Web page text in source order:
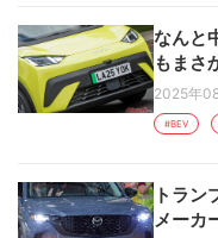
なんと
もまさ
2025年
#BEV
トラ
メーカ